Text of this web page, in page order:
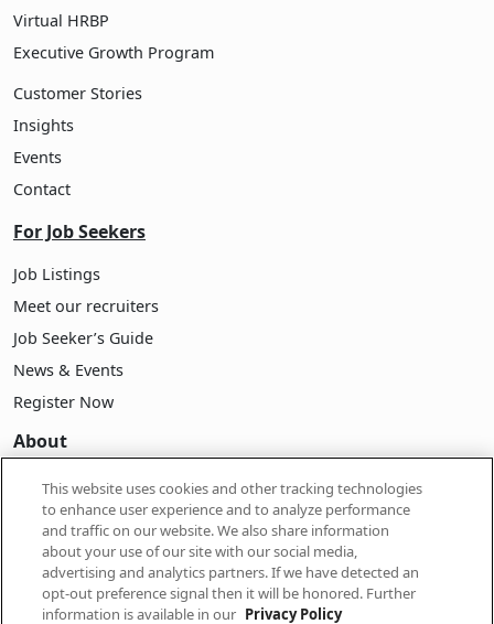
Virtual HRBP
Executive Growth Program
Customer Stories
Insights
Events
Contact
For Job Seekers
Job Listings
Meet our recruiters
Job Seeker’s Guide
News & Events
Register Now
About
About Pasona
Company Information
Career
Our People
This website uses cookies and other tracking technologies
to enhance user experience and to analyze performance
and traffic on our website. We also share information
about your use of our site with our social media,
advertising and analytics partners. If we have detected an
opt-out preference signal then it will be honored. Further
information is available in our Privacy Policy